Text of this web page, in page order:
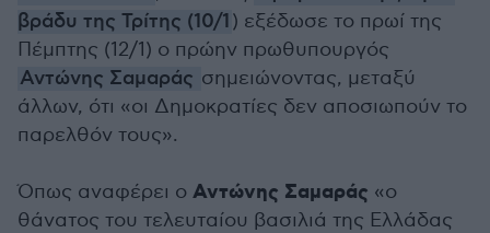
βράδυ της Τρίτης (10/1) εξέδωσε το πρωί της
Πέμπτης (12/1) ο πρώην πρωθυπουργός
Αντώνης Σαμαράς σημειώνοντας, μεταξύ
άλλων, ότι «οι Δημοκρατίες δεν αποσιωπούν το
παρελθόν τους».
Όπως αναφέρει ο Αντώνης Σαμαράς «ο
θάνατος του τελευταίου βασιλιά της Ελλάδας